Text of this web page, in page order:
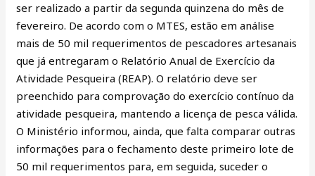
ser realizado a partir da segunda quinzena do mês de
fevereiro. De acordo com o MTES, estão em análise
mais de 50 mil requerimentos de pescadores artesanais
que já entregaram o Relatório Anual de Exercício da
Atividade Pesqueira (REAP). O relatório deve ser
preenchido para comprovação do exercício contínuo da
atividade pesqueira, mantendo a licença de pesca válida.
O Ministério informou, ainda, que falta comparar outras
informações para o fechamento deste primeiro lote de
50 mil requerimentos para, em seguida, suceder o
de
fevereiro